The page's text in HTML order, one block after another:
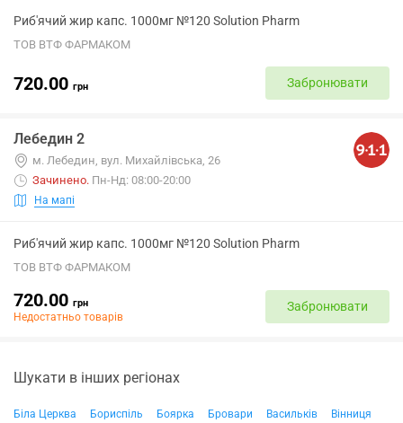
Риб'ячий жир капс. 1000мг №120 Solution Pharm
ТОВ ВТФ ФАРМАКОМ
720.00 грн Забронювати
Лебедин 2
м. Лебедин, вул. Михайлівська, 26
Зачинено. Пн-Нд: 08:00-20:00
На мапі
Риб'ячий жир капс. 1000мг №120 Solution Pharm
ТОВ ВТФ ФАРМАКОМ
720.00 грн
Недостатньо товарів
Забронювати
Шукати в інших регіонах
Біла Церква Бориспіль Боярка Бровари Васильків
Вінниця